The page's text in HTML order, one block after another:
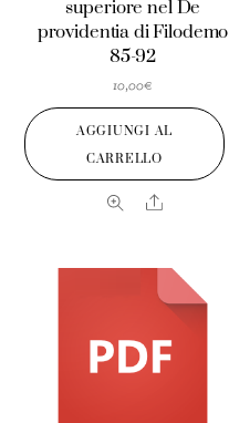
superiore nel De
providentia di Filodemo
85-92
10,00€
AGGIUNGI AL
CARRELLO
Share